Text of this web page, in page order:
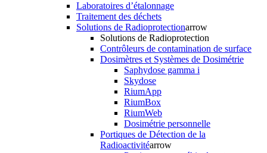
Laboratoires d’étalonnage
Traitement des déchets
Solutions de Radioprotectionarrow
Solutions de Radioprotection
Contrôleurs de contamination de surface
Dosimètres et Systèmes de Dosimétrie
Saphydose gamma i
Skydose
RiumApp
RiumBox
RiumWeb
Dosimétrie personnelle
Portiques de Détection de la
Radioactivitéarrow